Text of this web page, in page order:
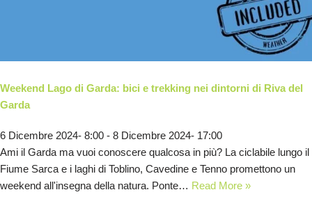
Weekend Lago di Garda: bici e trekking nei dintorni di Riva del
Garda
6 Dicembre 2024- 8:00 - 8 Dicembre 2024- 17:00
Ami il Garda ma vuoi conoscere qualcosa in più? La ciclabile lungo il
Fiume Sarca e i laghi di Toblino, Cavedine e Tenno promettono un
weekend all'insegna della natura. Ponte… Read More »